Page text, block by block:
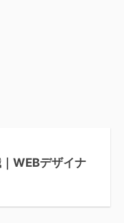
WEBデザイナ